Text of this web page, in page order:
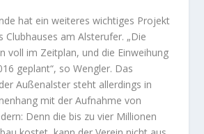
hat ein weiteres wichtiges Projekt
Clubhauses am Alsterufer. „Die
voll im Zeitplan, und die Einweihung
geplant“, so Wengler. Das
Außenalster steht allerdings in
mit der Aufnahme von
Denn die bis zu vier Millionen